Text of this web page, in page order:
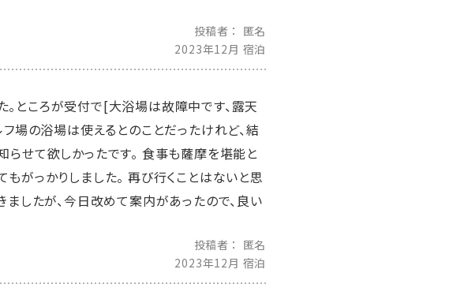
投稿者
匿名
2023年12月 宿泊
ところが受付で[大浴場は故障中です、露天
場の浴場は使えるとのことだったけれど、結
せて欲しかったです。 食事も薩摩を堪能と
がっかりしました。 再び行くことはないと思
ましたが、今日改めて案内があったので、良い
投稿者
匿名
2023年12月 宿泊